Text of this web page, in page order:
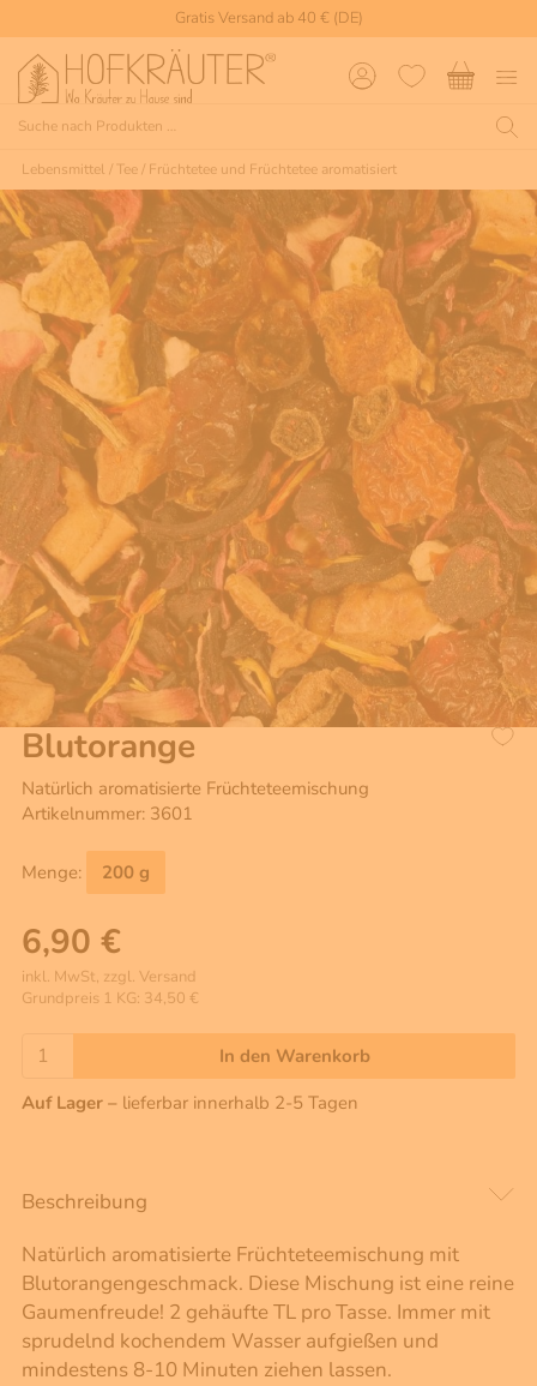
Gratis Versand ab 40 € (DE)
Lebensmittel / Tee/ Früchtetee und Früchtetee aromatisiert
Blutorange
Natürlich aromatisierte Früchteteemischung
Artikelnummer: 3601
Menge: 200 g
6,90 €
inkl. MwSt, zzgl. Versand
Grundpreis 1 KG: 34,50 €
In den Warenkorb
Auf Lager – lieferbar innerhalb 2-5 Tagen
Beschreibung
Natürlich aromatisierte Früchteteemischung mit
Blutorangengeschmack. Diese Mischung ist eine reine
Gaumenfreude! 2 gehäufte TL pro Tasse. Immer mit
sprudelnd kochendem Wasser aufgießen und
mindestens 8-10 Minuten ziehen lassen.